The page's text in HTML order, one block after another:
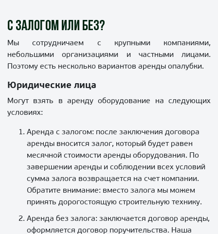
С залогом или без?
Мы сотрудничаем с крупными компаниями,
небольшими организациями и частными лицами.
Поэтому есть несколько вариантов аренды опалубки.
Юридические лица
Могут взять в аренду оборудование на следующих
условиях:
Аренда с залогом: после заключения договора
аренды вносится залог, который будет равен
месячной стоимости аренды оборудования. По
завершении аренды и соблюдении всех условий
сумма залога возвращается на счет компании.
Обратите внимание: вместо залога мы можем
принять дорогостоящую строительную технику.
Аренда без залога: заключается договор аренды,
оформляется договор поручительства. Наша